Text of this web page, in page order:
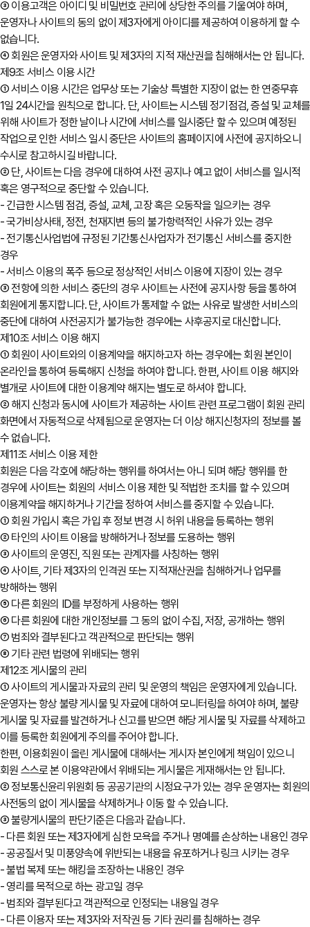
③ 이용고객은 아이디 및 비밀번호 관리에 상당한 주의를 기울여야 하며,
운영자나 사이트의 동의 없이 제3자에게 아이디를 제공하여 이용하게 할 수
없습니다.
④ 회원은 운영자와 사이트 및 제3자의 지적 재산권을 침해해서는 안 됩니다.
제9조 서비스 이용 시간
① 서비스 이용 시간은 업무상 또는 기술상 특별한 지장이 없는 한 연중무휴
1일 24시간을 원칙으로 합니다. 단, 사이트는 시스템 정기점검, 증설 및 교체를
위해 사이트가 정한 날이나 시간에 서비스를 일시중단 할 수 있으며 예정된
작업으로 인한 서비스 일시 중단은 사이트의 홈페이지에 사전에 공지하오니
수시로 참고하시길 바랍니다.
② 단, 사이트는 다음 경우에 대하여 사전 공지나 예고 없이 서비스를 일시적
혹은 영구적으로 중단할 수 있습니다.
- 긴급한 시스템 점검, 증설, 교체, 고장 혹은 오동작을 일으키는 경우
- 국가비상사태, 정전, 천재지변 등의 불가항력적인 사유가 있는 경우
- 전기통신사업법에 규정된 기간통신사업자가 전기통신 서비스를 중지한
경우
- 서비스 이용의 폭주 등으로 정상적인 서비스 이용에 지장이 있는 경우
③ 전항에 의한 서비스 중단의 경우 사이트는 사전에 공지사항 등을 통하여
회원에게 통지합니다. 단, 사이트가 통제할 수 없는 사유로 발생한 서비스의
중단에 대하여 사전공지가 불가능한 경우에는 사후공지로 대신합니다.
제10조 서비스 이용 해지
① 회원이 사이트와의 이용계약을 해지하고자 하는 경우에는 회원 본인이
온라인을 통하여 등록해지 신청을 하여야 합니다. 한편, 사이트 이용 해지와
별개로 사이트에 대한 이용계약 해지는 별도로 하셔야 합니다.
② 해지 신청과 동시에 사이트가 제공하는 사이트 관련 프로그램이 회원 관리
화면에서 자동적으로 삭제됨으로 운영자는 더 이상 해지신청자의 정보를 볼
수 없습니다.
제11조 서비스 이용 제한
회원은 다음 각호에 해당하는 행위를 하여서는 아니 되며 해당 행위를 한
경우에 사이트는 회원의 서비스 이용 제한 및 적법한 조치를 할 수 있으며
이용계약을 해지하거나 기간을 정하여 서비스를 중지할 수 있습니다.
① 회원 가입시 혹은 가입 후 정보 변경 시 허위 내용을 등록하는 행위
② 타인의 사이트 이용을 방해하거나 정보를 도용하는 행위
③ 사이트의 운영진, 직원 또는 관계자를 사칭하는 행위
④ 사이트, 기타 제3자의 인격권 또는 지적재산권을 침해하거나 업무를
방해하는 행위
⑤ 다른 회원의 ID를 부정하게 사용하는 행위
⑥ 다른 회원에 대한 개인정보를 그 동의 없이 수집, 저장, 공개하는 행위
⑦ 범죄와 결부된다고 객관적으로 판단되는 행위
⑧ 기타 관련 법령에 위배되는 행위
제12조 게시물의 관리
① 사이트의 게시물과 자료의 관리 및 운영의 책임은 운영자에게 있습니다.
운영자는 항상 불량 게시물 및 자료에 대하여 모니터링을 하여야 하며, 불량
게시물 및 자료를 발견하거나 신고를 받으면 해당 게시물 및 자료를 삭제하고
이를 등록한 회원에게 주의를 주어야 합니다.
한편, 이용회원이 올린 게시물에 대해서는 게시자 본인에게 책임이 있으니
회원 스스로 본 이용약관에서 위배되는 게시물은 게재해서는 안 됩니다.
② 정보통신윤리위원회 등 공공기관의 시정요구가 있는 경우 운영자는 회원의
사전동의 없이 게시물을 삭제하거나 이동 할 수 있습니다.
③ 불량게시물의 판단기준은 다음과 같습니다.
- 다른 회원 또는 제3자에게 심한 모욕을 주거나 명예를 손상하는 내용인 경우
- 공공질서 및 미풍양속에 위반되는 내용을 유포하거나 링크 시키는 경우
- 불법 복제 또는 해킹을 조장하는 내용인 경우
- 영리를 목적으로 하는 광고일 경우
- 범죄와 결부된다고 객관적으로 인정되는 내용일 경우
- 다른 이용자 또는 제3자와 저작권 등 기타 권리를 침해하는 경우